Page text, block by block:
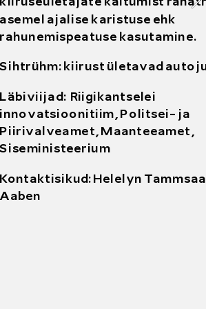
asemel ajalise karistuse ehk
rahunemispeatuse kasutamine.
Sihtrühm: kiirust ületavad
Läbiviijad:  Riigikantselei
innovatsioonitiim, Politsei- ja
Piirivalveamet, Maanteeamet,
Siseministeerium
Kontaktisikud: Helelyn
Aaben